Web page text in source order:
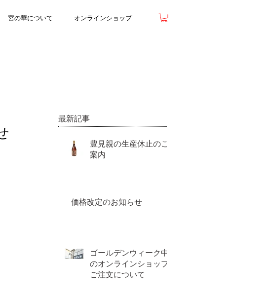
宮の華について オンラインショップ
最新記事
豊見親の生産休止のご
案内
価格改定のお知らせ
ゴールデンウィーク中
のオンラインショップ
ご注文について